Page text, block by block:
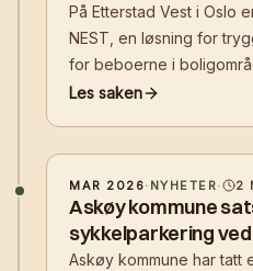
På Etterstad Vest i Oslo
NEST, en løsning for
for beboerne i
beboerne et sikkert sted
Les saken
MAR 2026· NYHETER· 2
Askøy kommune
sykkelparkering
Askøy kommune har